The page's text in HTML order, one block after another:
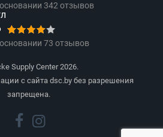
342отзывов
73 отзывов
Supply Center 2026.
с сайта dsc.by без разрешения
запрещена.